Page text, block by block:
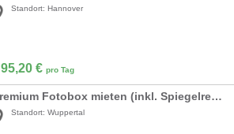
Standort: Hannover
95,20 € pro Tag
Premium Fotobox mieten (inkl. Spiegelreflexkamera & Sofortdruck)
Standort: Wuppertal